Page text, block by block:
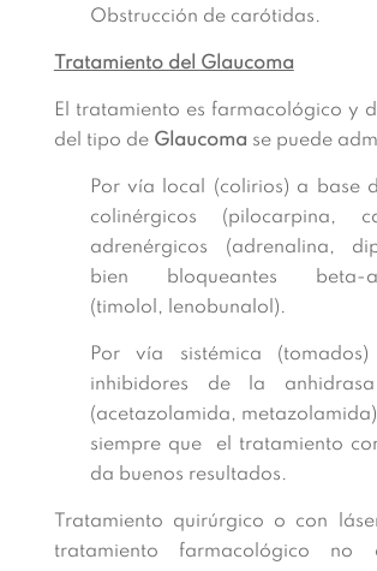
Obstrucción de carótidas.
Tratamiento del Glaucoma
El tratamiento es farmacológico y
del tipo de Glaucoma se puede
Por vía local (colirios) a base
colinérgicos (pilocarpina,
adrenérgicos (adrenalina,
bien bloqueantes beta-
(timolol, lenobunalol).
Por vía sistémica
inhibidores de la
(acetazolamida,
siempre que el tratamiento
da buenos resultados.
Tratamiento quirúrgico o con
tratamiento farmacológico no